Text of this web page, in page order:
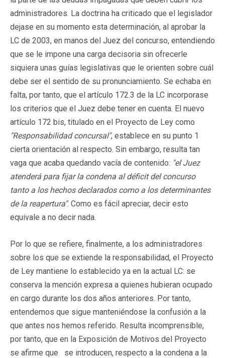
administradores. La doctrina ha criticado que el legislador
dejase en su momento esta determinación, al aprobar la
LC de 2003, en manos del Juez del concurso, entendiendo
que se le impone una carga decisoria sin ofrecerle
siquiera unas guías legislativas que le orienten sobre cuál
debe ser el sentido de su pronunciamiento. Se echaba en
falta, por tanto, que el artículo 172.3 de la LC incorporase
los criterios que el Juez debe tener en cuenta. El nuevo
artículo 172 bis, titulado en el Proyecto de Ley como
"Responsabilidad concursal", establece en su punto 1
cierta orientación al respecto. Sin embargo, resulta tan
vaga que acaba quedando vacía de contenido: "el Juez
atenderá para fijar la condena al déficit del concurso
tanto a los hechos declarados como a los determinantes
de la reapertura". Como es fácil apreciar, decir esto
equivale a no decir nada.
Por lo que se refiere, finalmente, a los administradores
sobre los que se extiende la responsabilidad, el Proyecto
de Ley mantiene lo establecido ya en la actual LC: se
conserva la mención expresa a quienes hubieran ocupado
en cargo durante los dos años anteriores. Por tanto,
entendemos que sigue manteniéndose la confusión a la
que antes nos hemos referido. Resulta incomprensible,
por tanto, que en la Exposición de Motivos del Proyecto
se afirme que se introducen, respecto a la condena a la